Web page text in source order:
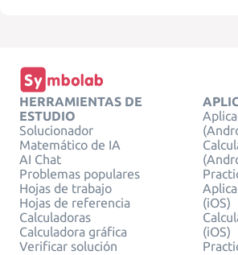
HERRAMIENTAS DE
ESTUDIO
Solucionador
Matemático de IA
AI Chat
Problemas populares
Hojas de trabajo
Hojas de referencia
Calculadoras
Calculadora gráfica
Verificar solución
(iOS)
(iOS)